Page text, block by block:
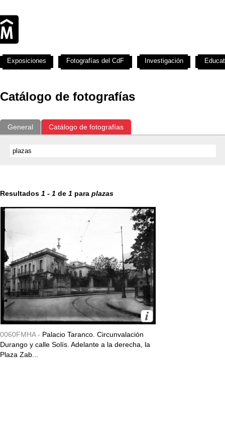
Catálogo de fotografías
General Catálogo de fotografías
Resultados 1 - 1 de 1 para plazas
0060FMHA - Palacio Taranco. Circunvalación
Durango y calle Solís. Adelante a la derecha, la
Plaza Zab...
Exposiciones Fotografías del CdF Investigación